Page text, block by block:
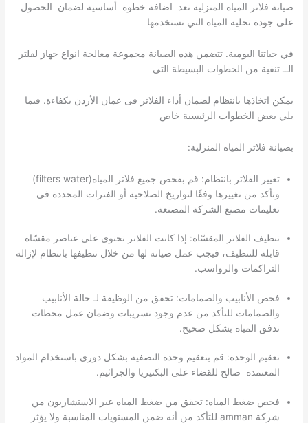
صيانة فلاتر المياه المنزلية تعد اضافة خطوة أساسية لضمان الحصول
على جودة تحليه المياه التي نستخدمها
في حياتنا اليومية. تتضمن هذه الصيانة مجموعة معالجة انواع جهاز لفلتر
الــ تنقية من الخطوات البسيطة التي
يمكن اتخاذها بانتظام لضمان أداء الفلاتر فى عمان الأردن بكفاءة. فيما
يلي بعض الخطوات الرئيسية خاص
بصيانة فلاتر المياه المنزلية:
تغيير الفلاتر بانتظام: قم بفحص جميع فلاتر المياه(filters water)
وتأكد من تغييرها وفقًا لتواريخ الصلاحية أو الفترات المحددة في
تعليمات مصنع الشركة المصنعة.
تنظيف الفلاتر المقسّاة: إذا كانت الفلاتر تحتوي على عناصر مقسّاة
قابلة للتنظيف، فيجب عمل صيانه لها من خلال تنظيفها بانتظام لإزالة
التراكمات والرواسب.
فحص الأنابيب والصمامات: تحقق من الوظيفة لـ حالة الأنابيب
والصمامات للتأكد من عدم وجود تسريبات وضمان عمل محطات
تدفق المياه بشكل صحيح.
تعقيم الوحدة: قم بتعقيم وحدة التصفية بشكل دوري باستخدام المواد
المعتمدة صالح للقضاء على البكتيريا والجراثيم.
فحص ضغط المياه: تحقق من ضغط المياه عبر الاستشاريون من
شركة amman للتأكد من أنه ضمن المستويات المناسبة ولا يؤثر